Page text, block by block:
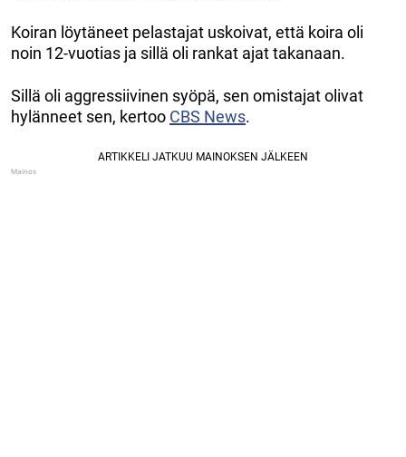
Koiran löytäneet pelastajat uskoivat, että koira oli
noin 12-vuotias ja sillä oli rankat ajat takanaan.
Sillä oli aggressiivinen syöpä, sen omistajat olivat
hylänneet sen, kertoo CBS News.